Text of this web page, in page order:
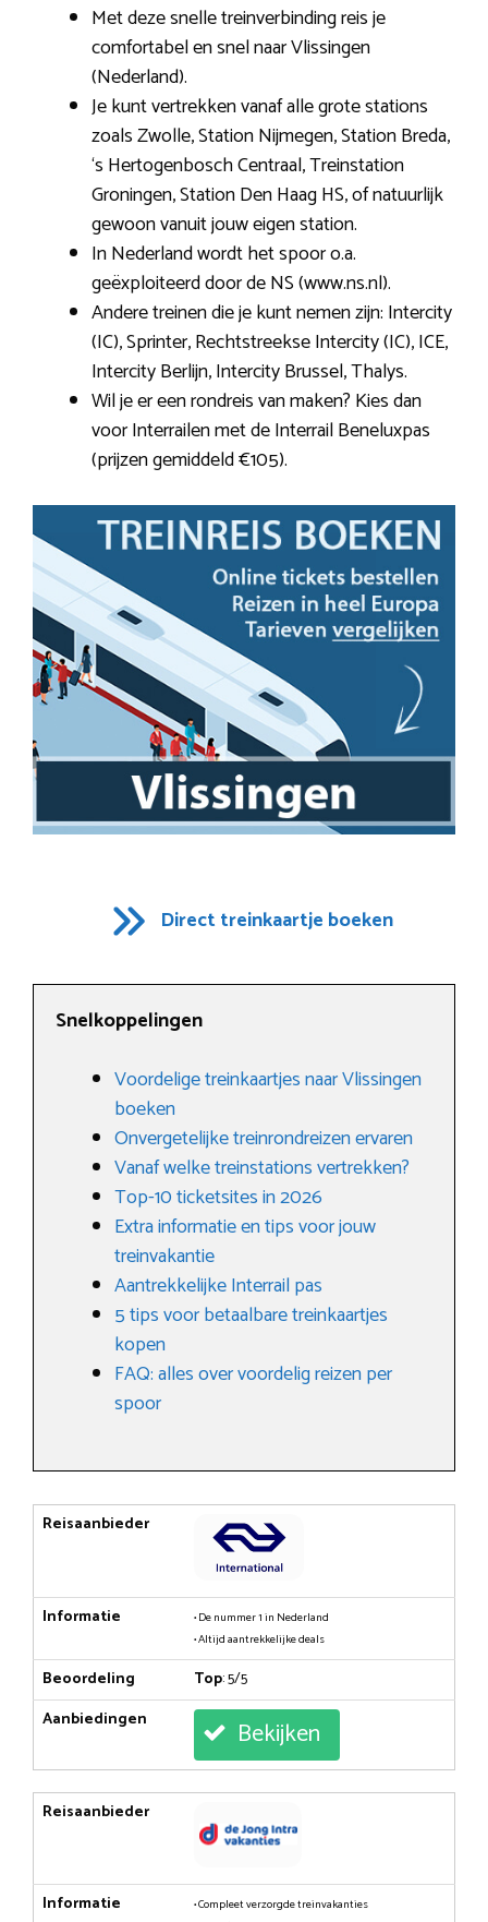
Met deze snelle treinverbinding reis je
comfortabel en snel naar Vlissingen
(Nederland).
Je kunt vertrekken vanaf alle grote stations
zoals Zwolle, Station Nijmegen, Station Breda,
‘s Hertogenbosch Centraal, Treinstation
Groningen, Station Den Haag HS, of natuurlijk
gewoon vanuit jouw eigen station.
In Nederland wordt het spoor o.a.
geëxploiteerd door de NS (www.ns.nl).
Andere treinen die je kunt nemen zijn: Intercity
(IC), Sprinter, Rechtstreekse Intercity (IC), ICE,
Intercity Berlijn, Intercity Brussel, Thalys.
Wil je er een rondreis van maken? Kies dan
voor Interrailen met de Interrail Beneluxpas
(prijzen gemiddeld €105).
Direct treinkaartje boeken
Snelkoppelingen
Voordelige treinkaartjes naar Vlissingen
boeken
Onvergetelijke treinrondreizen ervaren
Vanaf welke treinstations vertrekken?
Top-10 ticketsites in 2026
Extra informatie en tips voor jouw
treinvakantie
Aantrekkelijke Interrail pas
5 tips voor betaalbare treinkaartjes
kopen
FAQ: alles over voordelig reizen per
spoor
Reisaanbieder
Informatie
• De nummer 1 in Nederland
• Altijd aantrekkelijke deals
Beoordeling Top: 5/5
Aanbiedingen
Bekijken
Reisaanbieder
Informatie
• Compleet verzorgde treinvakanties